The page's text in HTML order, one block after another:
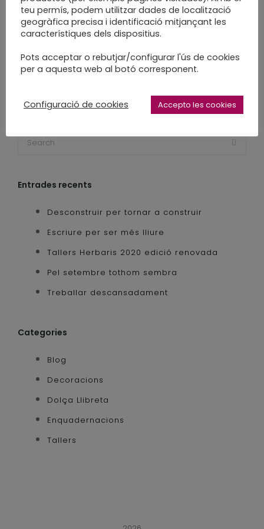
taller
taller de postals
taller estiu
tallers a la biblioteca
tallers creatius
tallers d'art
tallers d'estiu
tallers enquadernació
tallers familiars
tallers infantils
workshop
Entrades recents
Desconstruir per tornar a construir
Escriure per ser més lliure
Tallers Herbaris 2020 edició renovada
Pel setembre tothom sembra
Treballar descansadament
Categories
Blog
Decoracions
Dolça Llibreta
Enquadernacions
Tallers
teu permís, podem utilitzar dades de localització
geogràfica precisa i identificació mitjançant les
característiques dels dispositius.
Pots acceptar o rebutjar/configurar l'ús de cookies
per a aquesta web al botó corresponent.
Configuració de cookies Accepto les cookies